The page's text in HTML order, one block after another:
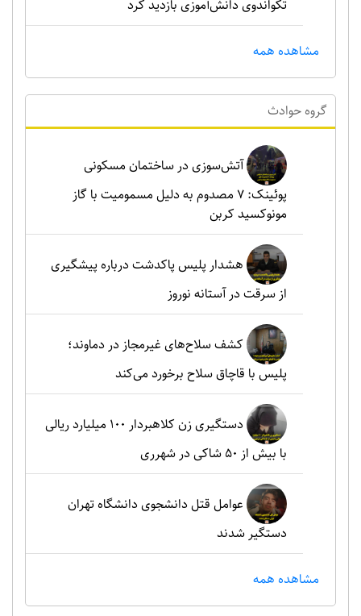
تکواندوی دانش‌آموزی بازدید کرد
مشاهده همه
گروه حوادث
آتش‌سوزی در ساختمان مسکونی
پوئینک: 7 مصدوم به دلیل مسمومیت با گاز
مونوکسید کربن
هشدار پلیس پاکدشت درباره پیشگیری
از سرقت در آستانه نوروز
کشف سلاح‌های غیرمجاز در دماوند؛
پلیس با قاچاق سلاح برخورد می‌کند
دستگیری زن کلاهبردار ۱۰۰ میلیارد ریالی
با بیش از ۵۰ شاکی در شهرری
عوامل قتل دانشجوی دانشگاه تهران
دستگیر شدند
مشاهده همه